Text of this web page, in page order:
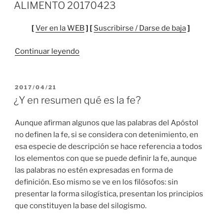
ALIMENTO 20170423
[Ver en la WEB] [ Suscribirse / Darse de baja]
Continuar leyendo“ALIMENTO
PUBLICADO
EL
2017/04/21
¿Y en resumen qué es la fe?
Aunque afirman algunos que las palabras del Apóstol
no definen la fe, si se considera con detenimiento, en
esa especie de descripción se hace referencia a todos
los elementos con que se puede definir la fe, aunque
las palabras no estén expresadas en forma de
definición. Eso mismo se ve en los filósofos: sin
presentar la forma silogística, presentan los principios
que constituyen la base del silogismo.